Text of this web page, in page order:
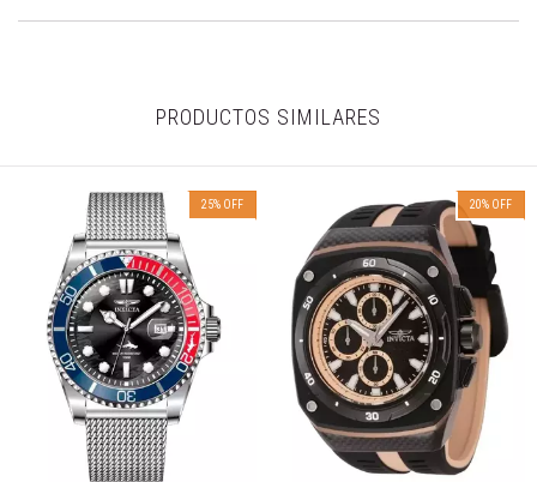
PRODUCTOS SIMILARES
25% OFF 20% OFF